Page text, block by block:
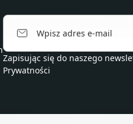
Zapisując się do naszego
Prywatności